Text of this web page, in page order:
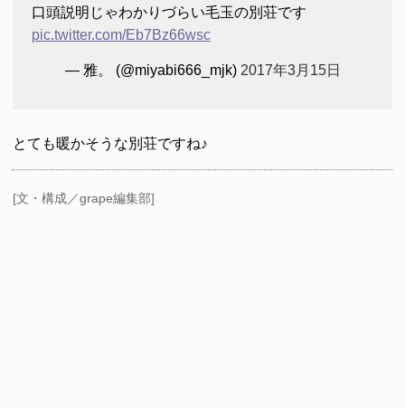
口頭説明じゃわかりづらい毛玉の別荘です
pic.twitter.com/Eb7Bz66wsc
— 雅。 (@miyabi666_mjk) 2017年3月15日
とても暖かそうな別荘ですね♪
[文・構成／grape編集部]